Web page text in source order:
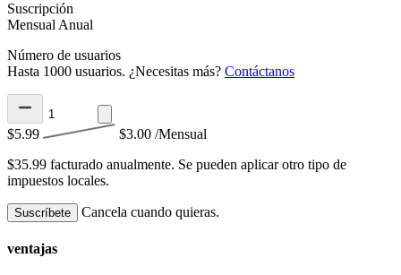
Suscripción
Mensual Anual
Número de usuarios
Hasta 1000 usuarios. ¿Necesitas más? Contáctanos
$5.99 $3.00 /Mensual
$35.99 facturado anualmente. Se pueden aplicar otro tipo de
impuestos locales.
Suscríbete Cancela cuando quieras.
ventajas